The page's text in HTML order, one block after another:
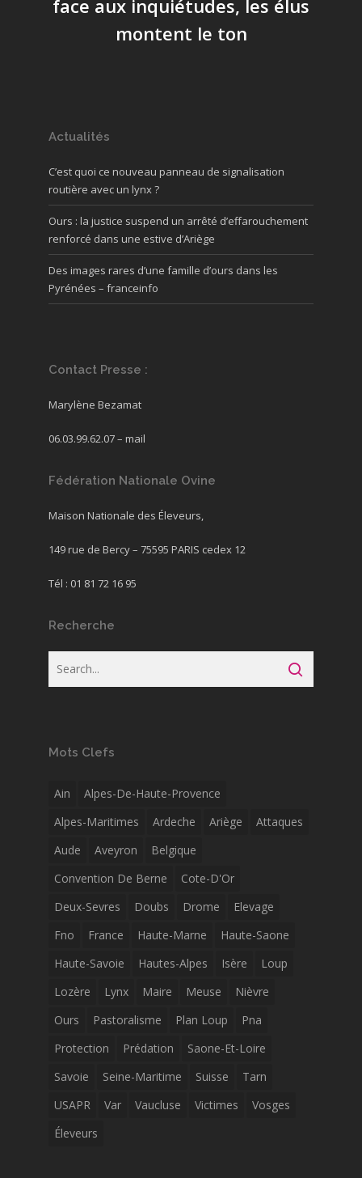
face aux inquiétudes, les élus
montent le ton
Actualités
C’est quoi ce nouveau panneau de signalisation
routière avec un lynx ?
Ours : la justice suspend un arrêté d’effarouchement
renforcé dans une estive d’Ariège
Des images rares d’une famille d’ours dans les
Pyrénées – franceinfo
Contact Presse :
Marylène Bezamat
06.03.99.62.07 – mail
Fédération Nationale Ovine
Maison Nationale des Éleveurs,
149 rue de Bercy – 75595 PARIS cedex 12
Tél : 01 81 72 16 95
Recherche
Mots Clefs
Ain
Alpes-De-Haute-Provence
Alpes-Maritimes
Ardeche Ariège
Attaques
Aude
Aveyron
Belgique
Convention De Berne
Cote-D'Or
Deux-Sevres
Doubs Drome
Elevage
Fno
France Haute-Marne
Haute-Saone
Haute-Savoie
Hautes-Alpes Isère
Loup
Lozère
Lynx Maire Meuse
Nièvre
Ours
Pastoralisme Plan Loup
Pna
Protection
Prédation
Saone-Et-Loire
Savoie
Seine-Maritime Suisse
Tarn
USAPR
Var Vaucluse Victimes
Vosges
Éleveurs